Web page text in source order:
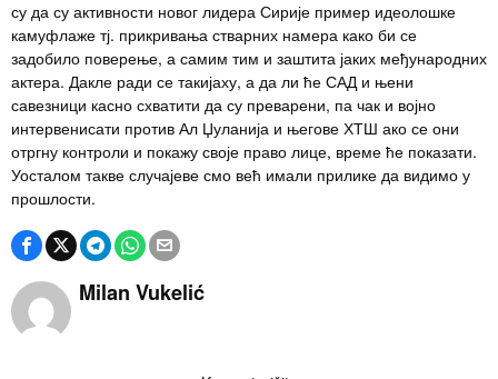
су да су активности новог лидера Сирије пример идеолошке
камуфлаже тј. прикривања стварних намера како би се
задобило поверење, а самим тим и заштита јаких међународних
актера. Дакле ради се такијаху, а да ли ће САД и њени
савезници касно схватити да су преварени, па чак и војно
интервенисати против Ал Џуланија и његове ХТШ ако се они
отргну контроли и покажу своје право лице, време ће показати.
Уосталом такве случајеве смо већ имали прилике да видимо у
прошлости.
Milan Vukelić